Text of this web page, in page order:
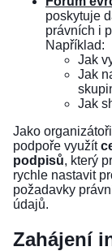
poskytuje
právních i
Například:
Jak
Jak
Jak
Jako
podpoře využít
podpisů, který
rychle nastavit
požadavky
údajů.
Zahájení